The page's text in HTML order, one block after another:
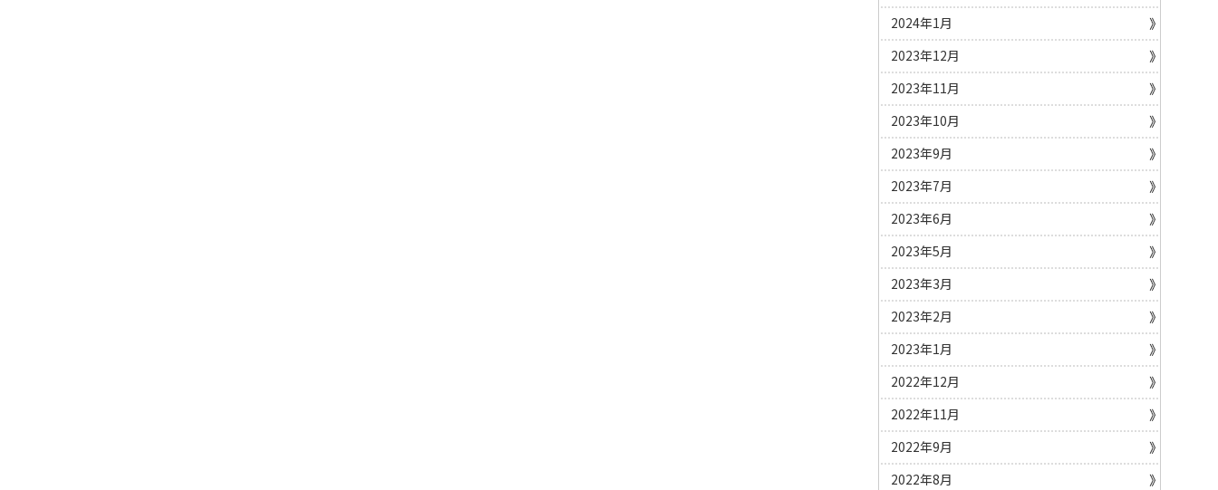
2024年1月
2023年12月
2023年11月
2023年10月
2023年9月
2023年7月
2023年6月
2023年5月
2023年3月
2023年2月
2023年1月
2022年12月
2022年11月
2022年9月
2022年8月